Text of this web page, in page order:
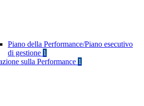
Piano della Performance/Piano esecutivo
di gestione 1
sulla Performance 1